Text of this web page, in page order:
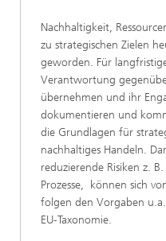
Nachhaltigkeit,
zu strategischen Zielen
geworden. Für
Verantwortung
übernehmen und ihr
dokumentieren und
die Grundlagen für
nachhaltiges Handeln.
reduzierende Risiken z.
Prozesse, können sich
folgen den Vorgaben
EU-Taxonomie.